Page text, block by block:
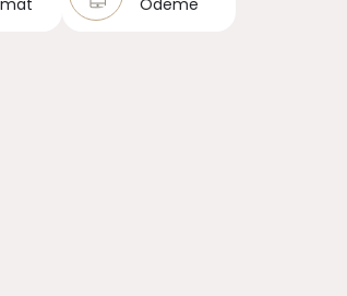
Ödeme